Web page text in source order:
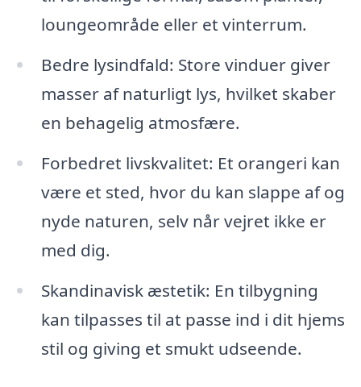
loungeområde eller et vinterrum.
Bedre lysindfald: Store vinduer giver
masser af naturligt lys, hvilket skaber
en behagelig atmosfære.
Forbedret livskvalitet: Et orangeri kan
være et sted, hvor du kan slappe af og
nyde naturen, selv når vejret ikke er
med dig.
Skandinavisk æstetik: En tilbygning
kan tilpasses til at passe ind i dit hjems
stil og giving et smukt udseende.